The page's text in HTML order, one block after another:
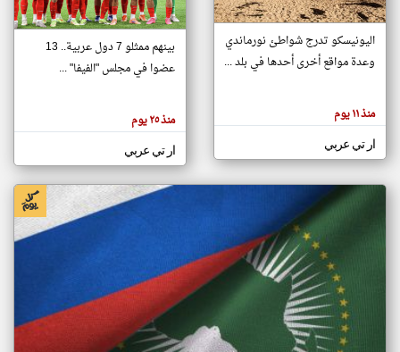
تغيير الدولة
اخبار جزر القمر على مدار الساعة
أهم اخبار جزر القمر العاجلة والمباشرة
هنا عن
وجهة
كاتبيها.
اليونيسكو تدرج شواطئ نورماندي
وعدة مواقع أخرى أحدها في بلد ...
منذ ١١ يوم
ار تي عربي
بينهم ممثلو 7 دول عربية.. 13
عضوا في مجلس "الفيفا" ...
منذ ٢٥ يوم
ار تي عربي
klyoum.com